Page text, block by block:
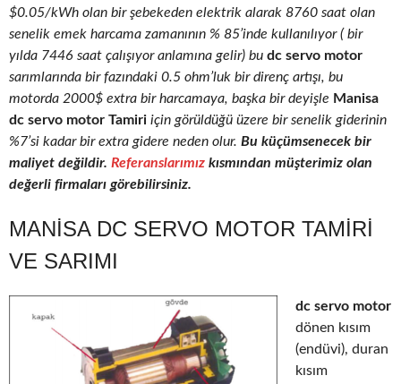
$0.05/kWh olan bir şebekeden elektrik alarak 8760 saat olan
senelik emek harcama zamanının % 85’inde kullanılıyor ( bir
yılda 7446 saat çalışıyor anlamına gelir) bu dc servo motor
sarımlarında bir fazındaki 0.5 ohm’luk bir direnç artışı, bu
motorda 2000$ extra bir harcamaya, başka bir deyişle Manisa
dc servo motor Tamiri için görüldüğü üzere bir senelik giderinin
%7’si kadar bir extra gidere neden olur. Bu küçümsenecek bir
maliyet değildir. Referanslarımız kısmından müşterimiz olan
değerli firmaları görebilirsiniz.
MANISA DC SERVO MOTOR TAMIRI
VE SARIMI
dc servo motor
dönen kısım
(endüvi), duran
kısım